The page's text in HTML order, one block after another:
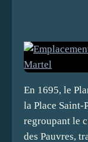
En 1695, le
la Place Saint-
regroupant le
des Pauvres,